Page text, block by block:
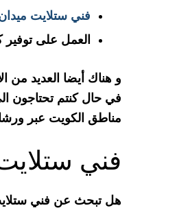
فني ستلايت
العمل على
و هناك أيضا العديد من
مناطق الكويت عبر
فني
هل تبحث عن فني